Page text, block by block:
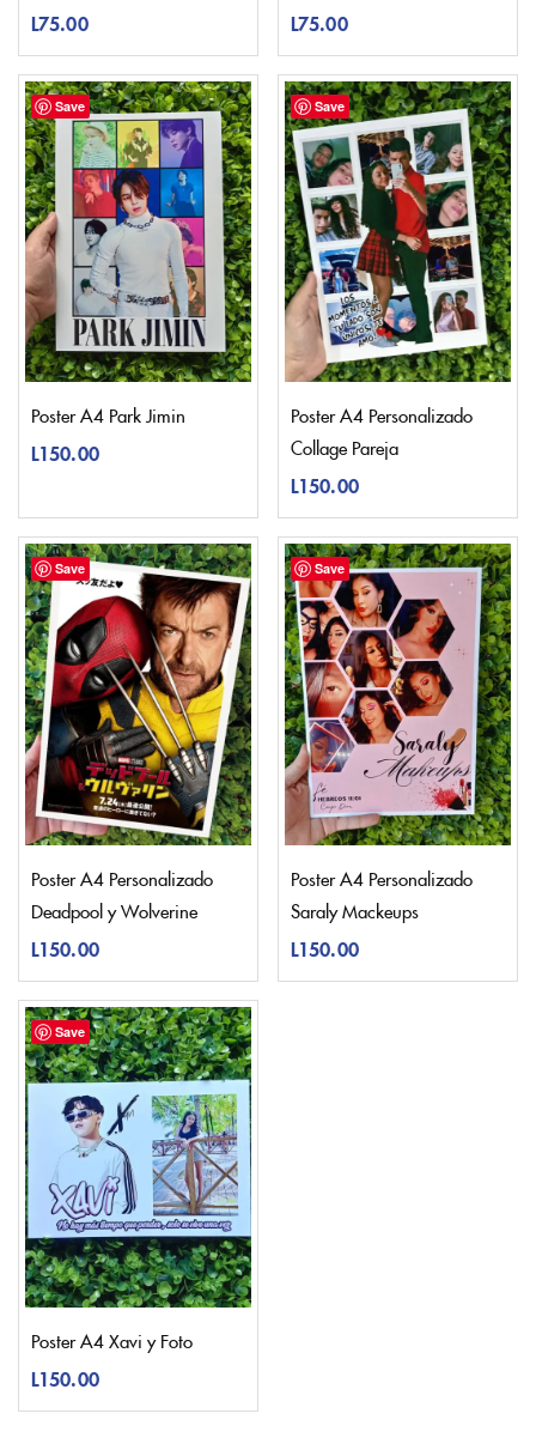
L75.00 L75.00
Save
Poster A4 Park Jimin
L150.00
Save
Poster A4 Personalizado
Collage Pareja
L150.00
Save
Poster A4 Personalizado
Deadpool y Wolverine
L150.00
Save
Poster A4 Personalizado
Saraly Mackeups
L150.00
Save
Poster A4 Xavi y Foto
L150.00